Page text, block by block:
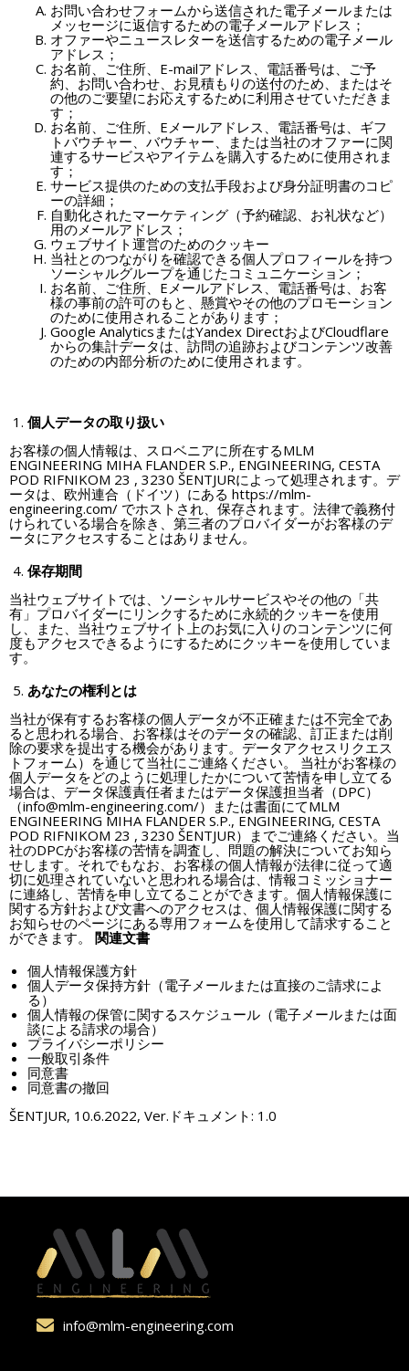
お問い合わせフォームから送信された電子メールまたは
メッセージに返信するための電子メールアドレス；
オファーやニュースレターを送信するための電子メール
アドレス；
お名前、ご住所、E-mailアドレス、電話番号は、ご予
約、お問い合わせ、お見積もりの送付のため、またはそ
の他のご要望にお応えするために利用させていただきま
す；
お名前、ご住所、Eメールアドレス、電話番号は、ギフ
トバウチャー、バウチャー、または当社のオファーに関
連するサービスやアイテムを購入するために使用されま
す；
サービス提供のための支払手段および身分証明書のコピ
ーの詳細；
自動化されたマーケティング（予約確認、お礼状など）
用のメールアドレス；
ウェブサイト運営のためのクッキー
当社とのつながりを確認できる個人プロフィールを持つ
ソーシャルグループを通じたコミュニケーション；
お名前、ご住所、Eメールアドレス、電話番号は、お客
様の事前の許可のもと、懸賞やその他のプロモーション
のために使用されることがあります；
Google AnalyticsまたはYandex DirectおよびCloudflare
からの集計データは、訪問の追跡およびコンテンツ改善
のための内部分析のために使用されます。
個人データの取り扱い
お客様の個人情報は、スロベニアに所在するMLM
ENGINEERING MIHA FLANDER S.P., ENGINEERING, CESTA
POD RIFNIKOM 23 , 3230 ŠENTJURによって処理されます。デ
ータは、欧州連合（ドイツ）にある https://mlm-
engineering.com/ でホストされ、保存されます。法律で義務付
けられている場合を除き、第三者のプロバイダーがお客様のデ
ータにアクセスすることはありません。
保存期間
当社ウェブサイトでは、ソーシャルサービスやその他の「共
有」プロバイダーにリンクするために永続的クッキーを使用
し、また、当社ウェブサイト上のお気に入りのコンテンツに何
度もアクセスできるようにするためにクッキーを使用していま
す。
あなたの権利とは
当社が保有するお客様の個人データが不正確または不完全であ
ると思われる場合、お客様はそのデータの確認、訂正または削
除の要求を提出する機会があります。データアクセスリクエス
トフォーム）を通じて当社にご連絡ください。 当社がお客様の
個人データをどのように処理したかについて苦情を申し立てる
場合は、データ保護責任者またはデータ保護担当者（DPC）
（info@mlm-engineering.com/）または書面にてMLM
ENGINEERING MIHA FLANDER S.P., ENGINEERING, CESTA
POD RIFNIKOM 23 , 3230 ŠENTJUR）までご連絡ください。当
社のDPCがお客様の苦情を調査し、問題の解決についてお知ら
せします。それでもなお、お客様の個人情報が法律に従って適
切に処理されていないと思われる場合は、情報コミッショナー
に連絡し、苦情を申し立てることができます。個人情報保護に
関する方針および文書へのアクセスは、個人情報保護に関する
お知らせのページにある専用フォームを使用して請求すること
ができます。 関連文書
個人情報保護方針
個人データ保持方針（電子メールまたは直接のご請求によ
る）
個人情報の保管に関するスケジュール（電子メールまたは面
談による請求の場合）
プライバシーポリシー
一般取引条件
同意書
同意書の撤回
ŠENTJUR, 10.6.2022, Ver.ドキュメント: 1.0
info@mlm-engineering.com